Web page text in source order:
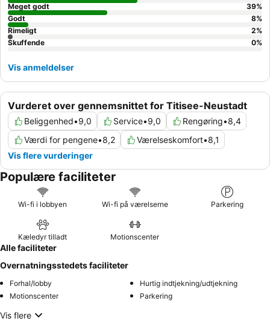
Vurderet over gennemsnittet for Titisee-Neustadt
Beliggenhed•9,0 Service•9,0 Rengøring•8,4
Værdi for pengene•8,2 Værelseskomfort•8,1
Vis flere vurderinger
Meget godt
39%
Godt
8%
Rimeligt
2%
Skuffende
0%
Vis anmeldelser
Populære faciliteter
Wi-fi i lobbyen Wi-fi på værelserne Parkering
Kæledyr tilladt Motionscenter
Alle faciliteter
Overnatningsstedets faciliteter
Forhal/lobby
Hurtig indtjekning/udtjekning
Motionscenter
Parkering
Vis flere